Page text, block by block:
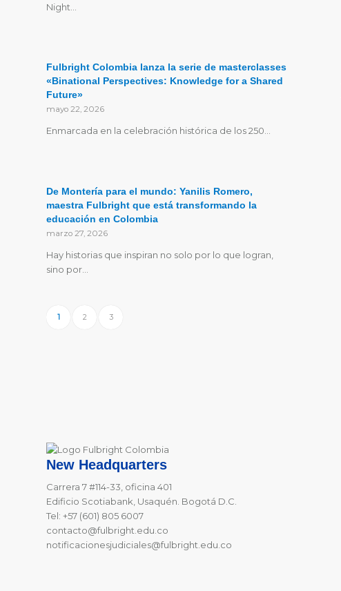
Night…
Fulbright Colombia lanza la serie de masterclasses
«Binational Perspectives: Knowledge for a Shared
Future»
mayo 22, 2026
Enmarcada en la celebración histórica de los 250…
De Montería para el mundo: Yanilis Romero,
maestra Fulbright que está transformando la
educación en Colombia
marzo 27, 2026
Hay historias que inspiran no solo por lo que logran,
sino por…
1 2 3
New Headquarters
Carrera 7 #114-33, oficina 401
Edificio Scotiabank, Usaquén. Bogotá D.C.
Tel: +57 (601) 805 6007
contacto@fulbright.edu.co
notificacionesjudiciales@fulbright.edu.co